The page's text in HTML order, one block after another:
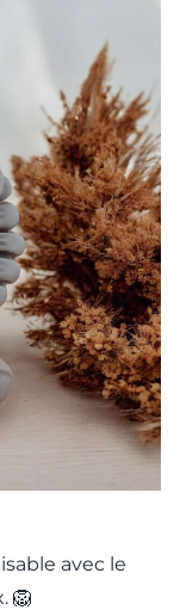
avec le
🦁